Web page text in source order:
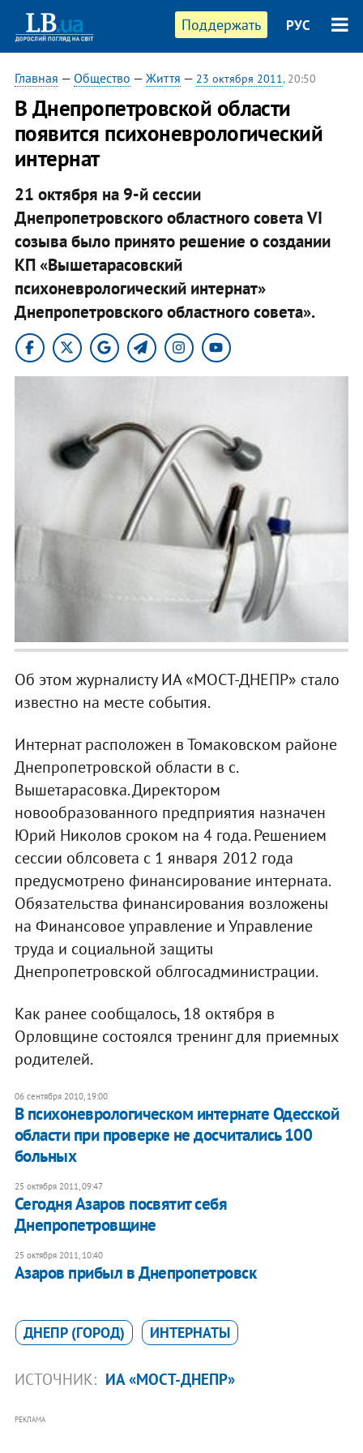
Поддержать РУС
Главная — Общество — Життя — 23 октября 2011, 20:50
В Днепропетровской области
появится психоневрологический
интернат
21 октября на 9-й сессии
Днепропетровского областного совета VI
созыва было принято решение о создании
КП «Вышетарасовский
психоневрологический интернат»
Днепропетровского областного совета».
Об этом журналисту ИА «МОСТ-ДНЕПР» стало
известно на месте события.
Интернат расположен в Томаковском районе
Днепропетровской области в с.
Вышетарасовка. Директором
новообразованного предприятия назначен
Юрий Николов сроком на 4 года. Решением
сессии облсовета с 1 января 2012 года
предусмотрено финансирование интерната.
Обязательства финансирования возложены
на Финансовое управление и Управление
труда и социальной защиты
Днепропетровской облгосадминистрации.
Как ранее сообщалось, 18 октября в
Орловщине состоялся тренинг для приемных
родителей.
06 сентября 2010, 19:00
В психоневрологическом интернате Одесской
области при проверке не досчитались 100
больных
25 октября 2011, 09:47
​Сегодня Азаров посвятит себя
Днепропетровщине
25 октября 2011, 10:40
Азаров прибыл в Днепропетровск
ДНЕПР (ГОРОД) ИНТЕРНАТЫ
ИСТОЧНИК: ИА «МОСТ-ДНЕПР»
РЕКЛАМА